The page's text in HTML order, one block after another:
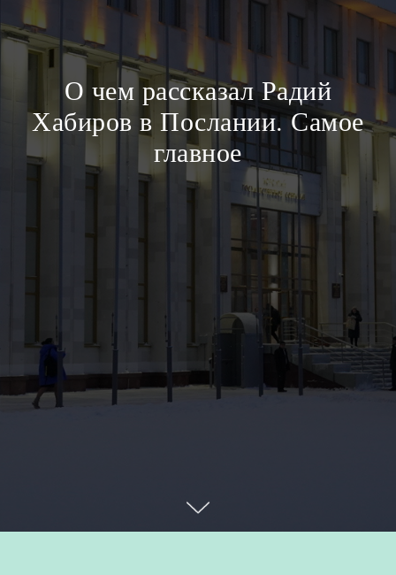
О чем рассказал Радий
Хабиров в Послании. Самое
главное